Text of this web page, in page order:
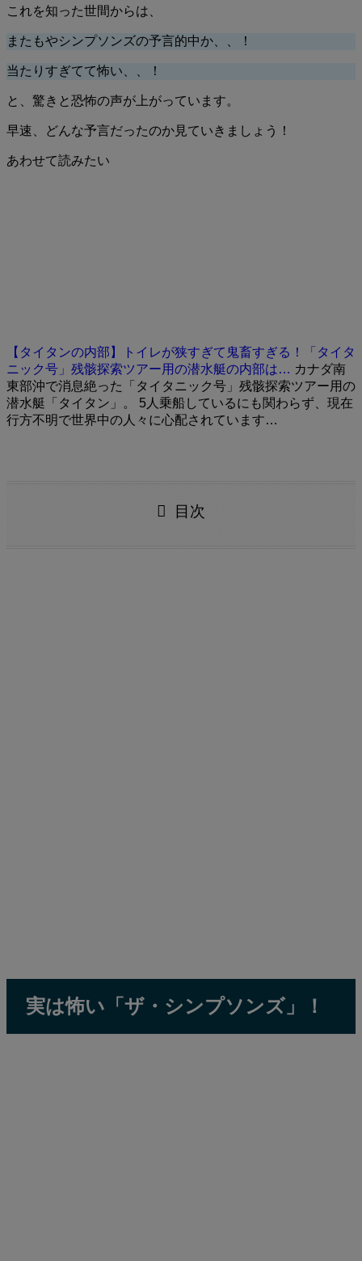
これを知った世間からは、
またもやシンプソンズの予言的中か、、！
当たりすぎてて怖い、、！
と、驚きと恐怖の声が上がっています。
早速、どんな予言だったのか見ていきましょう！
あわせて読みたい
【タイタンの内部】トイレが狭すぎて鬼畜すぎる！「タイタ
ニック号」残骸探索ツアー用の潜水艇の内部は… カナダ南
東部沖で消息絶った「タイタニック号」残骸探索ツアー用の
潜水艇「タイタン」。 5人乗船しているにも関わらず、現在
行方不明で世界中の人々に心配されています…
目次
実は怖い「ザ・シンプソンズ」！